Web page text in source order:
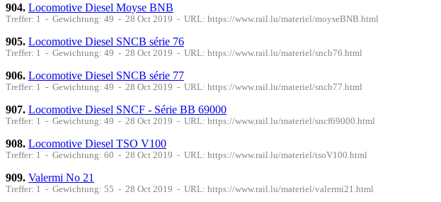
904. Locomotive Diesel Moyse BNB
Treffer: 1 - Gewichtung: 49 - 28 Oct 2019 - URL: https://www.rail.lu/materiel/moyseBNB.html
905. Locomotive Diesel SNCB série 76
Treffer: 1 - Gewichtung: 49 - 28 Oct 2019 - URL: https://www.rail.lu/materiel/sncb76.html
906. Locomotive Diesel SNCB série 77
Treffer: 1 - Gewichtung: 49 - 28 Oct 2019 - URL: https://www.rail.lu/materiel/sncb77.html
907. Locomotive Diesel SNCF - Série BB 69000
Treffer: 1 - Gewichtung: 49 - 28 Oct 2019 - URL: https://www.rail.lu/materiel/sncf69000.html
908. Locomotive Diesel TSO V100
Treffer: 1 - Gewichtung: 60 - 28 Oct 2019 - URL: https://www.rail.lu/materiel/tsoV100.html
909. Valermi No 21
Treffer: 1 - Gewichtung: 55 - 28 Oct 2019 - URL: https://www.rail.lu/materiel/valermi21.html